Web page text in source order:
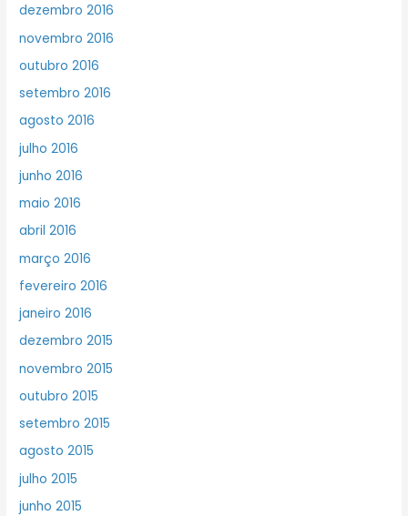
dezembro 2016
novembro 2016
outubro 2016
setembro 2016
agosto 2016
julho 2016
junho 2016
maio 2016
abril 2016
março 2016
fevereiro 2016
janeiro 2016
dezembro 2015
novembro 2015
outubro 2015
setembro 2015
agosto 2015
julho 2015
junho 2015